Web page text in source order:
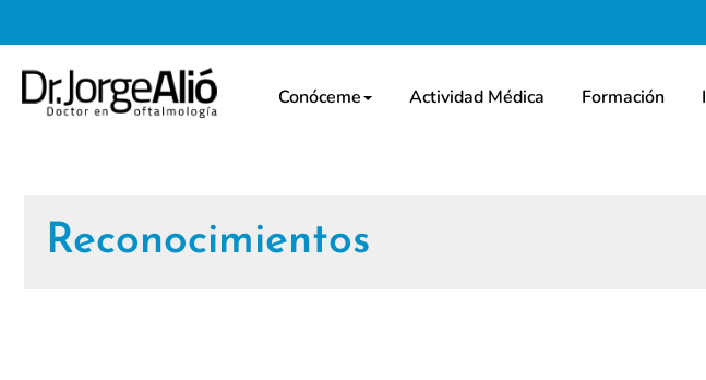
Conóceme Actividad Médica Formación
Reconocimientos